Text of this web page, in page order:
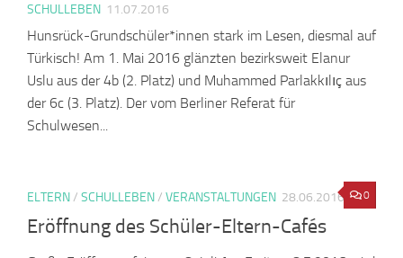
SCHULLEBEN 11.07.2016
Hunsrück-Grundschüler*innen stark im Lesen, diesmal auf
Türkisch! Am 1. Mai 2016 glänzten bezirksweit Elanur
Uslu aus der 4b (2. Platz) und Muhammed Parlakkılıç aus
der 6c (3. Platz). Der vom Berliner Referat für
Schulwesen...
0
ELTERN/ SCHULLEBEN/ VERANSTALTUNGEN 28.06.2016
Eröffnung des Schüler-Eltern-Cafés